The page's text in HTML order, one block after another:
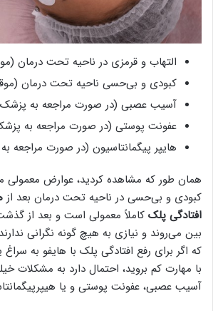
التهاب و قرمزی در ناحیه تحت درمان
کبودی و بی‌حسی ناحیه تحت درمان
آسیب عصبی (در صورت مراجعه به
عفونت پوستی (در صورت مراجعه به
هایپر پیگمانتاسیون (در صورت
همان طور که مشاهده کردید، عوارض معمولی
کبودی و بی‌حسی در ناحیه تحت درمان بعد از
افتادگی پلک کاملاً معمولی است و بعد از
بین ‌می‌روند و نیازی به هیچ گونه نگرانی
که اگر برای رفع افتادگی پلک با هایفو به
با مهارت کم بروید، احتمال دارد به مشکلات
آسیب عصبی، عفونت پوستی و یا